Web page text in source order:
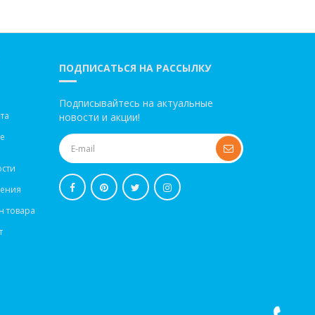
товара
ПОДПИСАТЬСЯ НА РАССЫЛКУ
Подписывайтесь на актуальные
новости и акции!